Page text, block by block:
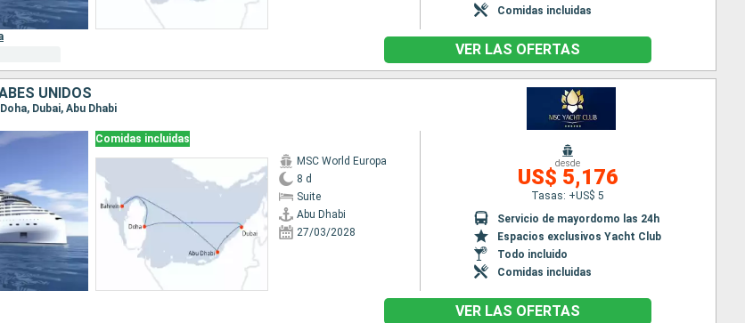
Comidas incluidas
VER LAS OFERTAS
UNIDOS
Dubai, Abu Dhabi
Comidas incluidas
MSC World Europa
8 d
Suite
Abu Dhabi
27/03/2028
desde
US$ 5,176
Tasas: +US$ 5
Servicio de mayordomo las 24h
Espacios exclusivos Yacht Club
Todo incluido
Comidas incluidas
VER LAS OFERTAS